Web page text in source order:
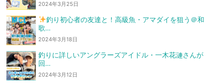
2024年3月25日
釣り初心者の友達と！高級魚・アマダイを狙う ＠和
歌…
2024年3月18日
釣りに詳しいアングラーズアイドル・一木花漣さんが
回…
2024年3月12日